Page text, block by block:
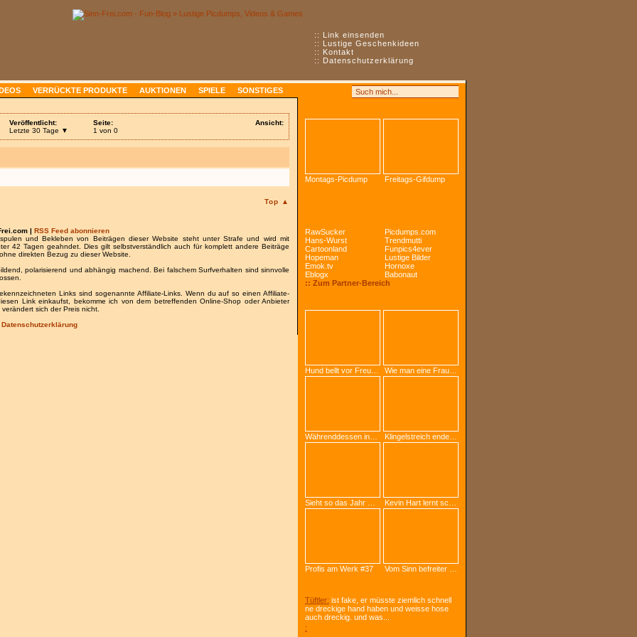
:: Link einsenden
:: Lustige Geschenkideen
:: Kontakt
:: Datenschutzerklärung
VERRÜCKTE PRODUKTE AUKTIONEN SPIELE SONSTIGES
Ansicht:
Veröffentlicht:
Letzte 30 Tage ▼
Seite:
1 von 0
Top ▲
| RSS Feed abonnieren
und Bekleben von Beiträgen dieser Website steht unter Strafe und wird mit
42 Tagen geahndet. Dies gilt selbstverständlich auch für komplett andere Beiträge
direkten Bezug zu dieser Website.
polarisierend und abhängig machend. Bei falschem Surfverhalten sind sinnvolle
Links sind sogenannte Affiliate-Links. Wenn du auf so einen Affiliate-
Link einkaufst, bekomme ich von dem betreffenden Online-Shop oder Anbieter
sich der Preis nicht.
Datenschutzerklärung
Montags-Picdump Freitags-Gifdump
RawSucker
Picdumps.com
Hans-Wurst
Trendmutti
Cartoonland
Funpics4ever
Hopeman
Lustige Bilder
Emok.tv
Hornoxe
Eblogx
Babonaut
:: Zum Partner-Bereich
Profis am Werk #37
Tüftler: ist fake, er müsste ziemlich schnell
ne dreckige hand haben und weisse hose
auch dreckig. und was...
: